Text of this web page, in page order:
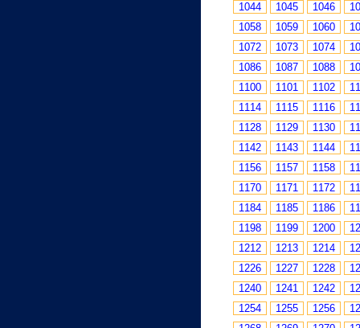
1044
1045 1046
1058
1059 1060
1072
1073 1074
1086
1087 1088
1100
1101 1102
1114
1115 1116
1128
1129 1130
1142
1143 1144
1156
1157 1158
1170
1171 1172
1184
1185 1186
1198
1199 1200
1212
1213 1214
1226
1227 1228
1240
1241 1242
1254
1255 1256